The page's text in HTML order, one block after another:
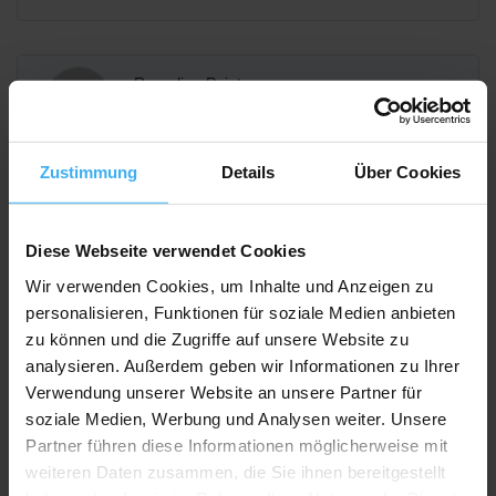
Zustimmung Details Über Cookies
Diese Webseite verwendet Cookies
Wir verwenden Cookies, um Inhalte und Anzeigen zu
personalisieren, Funktionen für soziale Medien anbieten
zu können und die Zugriffe auf unsere Website zu
analysieren. Außerdem geben wir Informationen zu Ihrer
Verwendung unserer Website an unsere Partner für
soziale Medien, Werbung und Analysen weiter. Unsere
Partner führen diese Informationen möglicherweise mit
weiteren Daten zusammen, die Sie ihnen bereitgestellt
Recycling Point